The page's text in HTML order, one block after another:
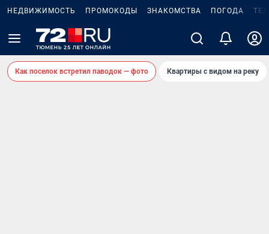
НЕДВИЖИМОСТЬ ПРОМОКОДЫ ЗНАКОМСТВА ПОГОДА
Как поселок встретил паводок — фото Квартиры с видом на реку